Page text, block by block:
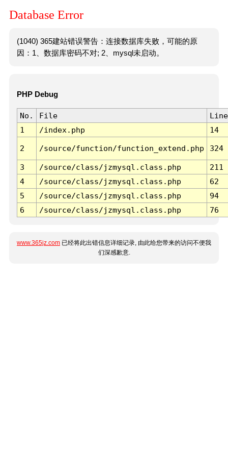
Database Error
(1040) 365建站错误警告：连接数据库失败，可能的原
因：1、数据库密码不对; 2、mysql未启动。
PHP Debug
No. File
Line
1
/index.php 14
2 /source/function/function_extend.php 324
3 /source/class/jzmysql.class.php
211
4
/source/class/jzmysql.class.php
62
5
/source/class/jzmysql.class.php
94
6
/source/class/jzmysql.class.php 76
www.365jz.com 已经将此出错信息详细记录, 由此给您带来的访问不便我
们深感歉意.